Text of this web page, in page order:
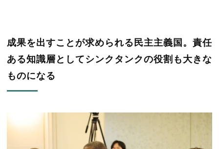
成果を出すことが求められる民主主義国。責任
ある知識層としてシンクタンクの役割も大きな
ものになる